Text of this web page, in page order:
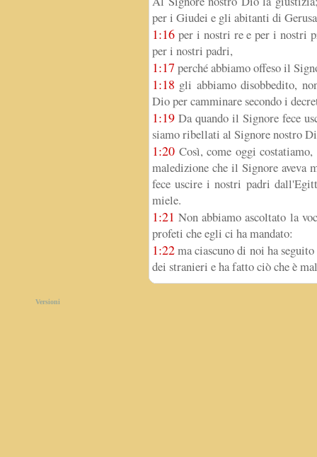
per i Giudei e gli abitanti di
1:16 per i nostri re e per i nostri
per i nostri padri,
1:17 perché abbiamo offeso il
1:18 gli abbiamo disobbedito,
Dio per camminare secondo i
1:19 Da quando il Signore fece
siamo ribellati al Signore nostro
1:20 Così, come oggi
maledizione che il Signore aveva
fece uscire i nostri padri
miele.
1:21 Non abbiamo ascoltato la
profeti che egli ci ha mandato:
1:22ma ciascuno di noi ha
dei stranieri e ha fatto ciò che è
Versioni